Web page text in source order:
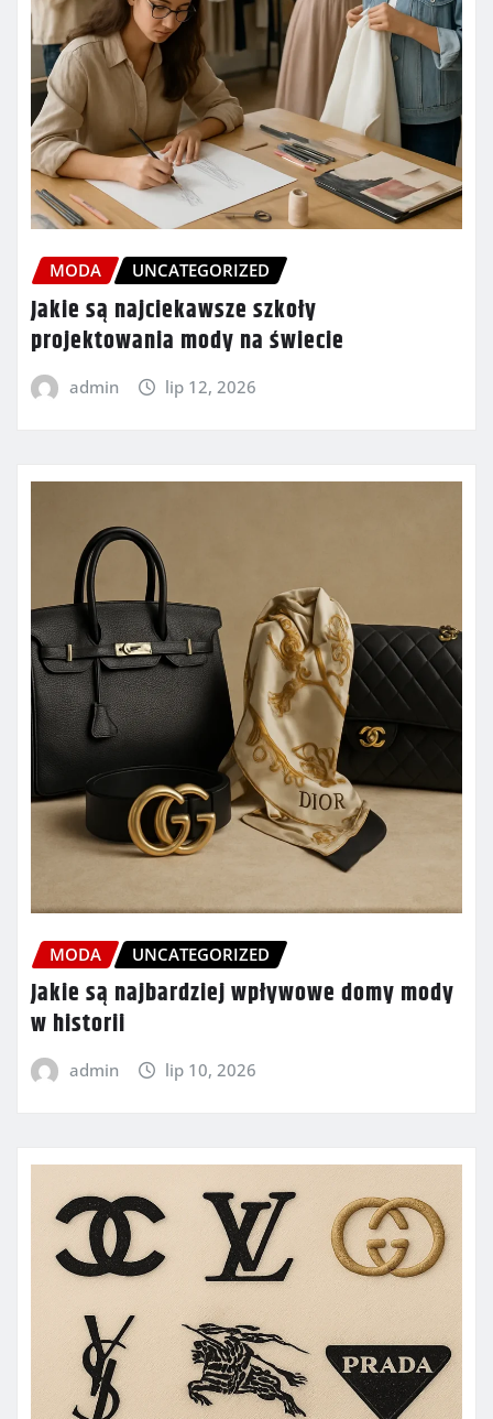
MODA UNCATEGORIZED
Jakie są najciekawsze szkoły
projektowania mody na świecie
admin lip 12, 2026
MODA UNCATEGORIZED
Jakie są najbardziej wpływowe domy mody
w historii
admin lip 10, 2026